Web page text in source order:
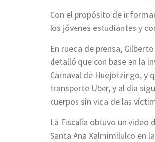
Con el propósito de
los jóvenes estudiantes y
En rueda de prensa,
detalló que con base en la
Carnaval de Huejotzingo, y
transporte Uber, y al día
cuerpos sin vida de las
La Fiscalía obtuvo un video
Santa Ana Xalmimilulco en